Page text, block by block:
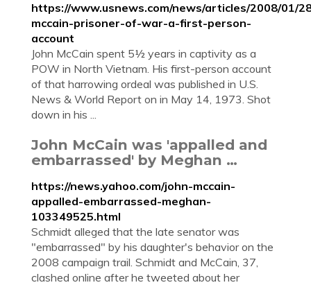
https://www.usnews.com/news/articles/2008/01/
mccain-prisoner-of-war-a-first-person-
account
John McCain spent 5½ years in captivity as a
POW in North Vietnam. His first-person account
of that harrowing ordeal was published in U.S.
News & World Report on in May 14, 1973. Shot
down in his ...
John McCain was 'appalled and
embarrassed' by Meghan …
https://news.yahoo.com/john-mccain-
appalled-embarrassed-meghan-
103349525.html
Schmidt alleged that the late senator was
"embarrassed" by his daughter's behavior on the
2008 campaign trail. Schmidt and McCain, 37,
clashed online after he tweeted about her